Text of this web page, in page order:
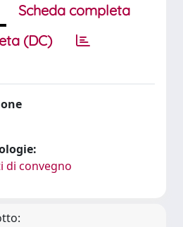
Scheda completa
(DC)
di convegno